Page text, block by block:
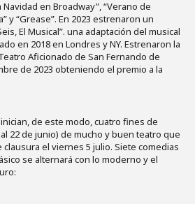
Navidad en Broadway”, “Verano de
y “Grease”. En 2023 estrenaron un
El Musical”. una adaptación del musical
en 2018 en Londres y NY. Estrenaron la
Aficionado de San Fernando de
de 2023 obteniendo el premio a la
inician, de este modo, cuatro fines de
22 de junio) de mucho y buen teatro que
clausura el viernes 5 julio. Siete comedias
se alternará con lo moderno y el